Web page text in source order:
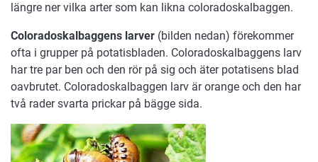
längre ner vilka arter som kan likna coloradoskalbaggen.
Coloradoskalbaggens larver (bilden nedan) förekommer
ofta i grupper på potatisbladen. Coloradoskalbaggens larv
har tre par ben och den rör på sig och äter potatisens blad
oavbrutet. Coloradoskalbaggen larv är orange och den har
två rader svarta prickar på bägge sida.